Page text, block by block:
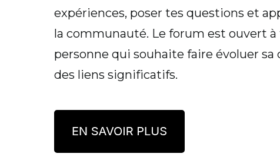
expériences, poser tes questions et
la communauté. Le forum est ouvert à
personne qui souhaite faire évoluer sa
des liens significatifs.